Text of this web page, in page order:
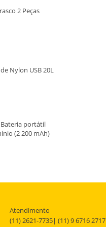
2 Peças
Nylon USB 20L
Bateria portátil
(2 200 mAh)
Atendimento
(11) 2621-7735| (11) 9 6716 2717